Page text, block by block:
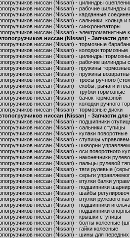
ниссан (Nissan) - цилиндры
ниссан (Nissan) - рабочие цилиндры
ниссан (Nissan) - карданные
ниссан (Nissan) - сальники, кольца и
ниссан (Nissan) - синхронизаторы
ниссан (Nissan) - электромагнитные
ниссан (Nissan) - Запчасти
ниссан (Nissan) - тормозные
ниссан (Nissan) - колодки тормозные
ниссан (Nissan) - цилиндры
ниссан (Nissan) - рабочие
ниссан (Nissan) - пружины тормозные
ниссан (Nissan) - пружины
ниссан (Nissan) - тросы ручного
ниссан (Nissan) - скобы, рычаги и
ниссан (Nissan) - трубки тормозные
ниссан (Nissan) - бачок тормозной
ниссан (Nissan) - колодки ручного
ниссан (Nissan) - тормозные диски
ниссан (Nissan) - Запчасти
ниссан (Nissan) - подшипники
ниссан (Nissan) - сальники ступицы
ниссан (Nissan) - кулаки поворотные
ниссан (Nissan) - ступицы
ниссан (Nissan) - шкворни
ниссан (Nissan) - оси поворотного
ниссан (Nissan) - наконечники
ниссан (Nissan) - пальцы рулевой
ниссан (Nissan) - тяги рулевые
ниссан (Nissan) - серьги
ниссан (Nissan) - втулки балки
ниссан (Nissan) - подшипники
ниссан (Nissan) - шайбы
ниссан (Nissan) - втулки рулевого
ниссан (Nissan) - подшипники
ниссан (Nissan) - подшипники
ниссан (Nissan) - крышки ступицы
ниссан (Nissan) - болты колесные
ниссан (Nissan) - гайки колесные
ниссан (Nissan) - шины для передних